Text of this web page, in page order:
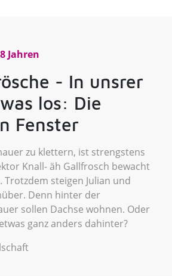
Jahren
- In unsrer
los: Die
Fenster
zu klettern, ist strengstens
Knall- äh Gallfrosch bewacht
Trotzdem steigen Julian und
Denn hinter der
sollen Dachse wohnen. Oder
ganz anders dahinter?